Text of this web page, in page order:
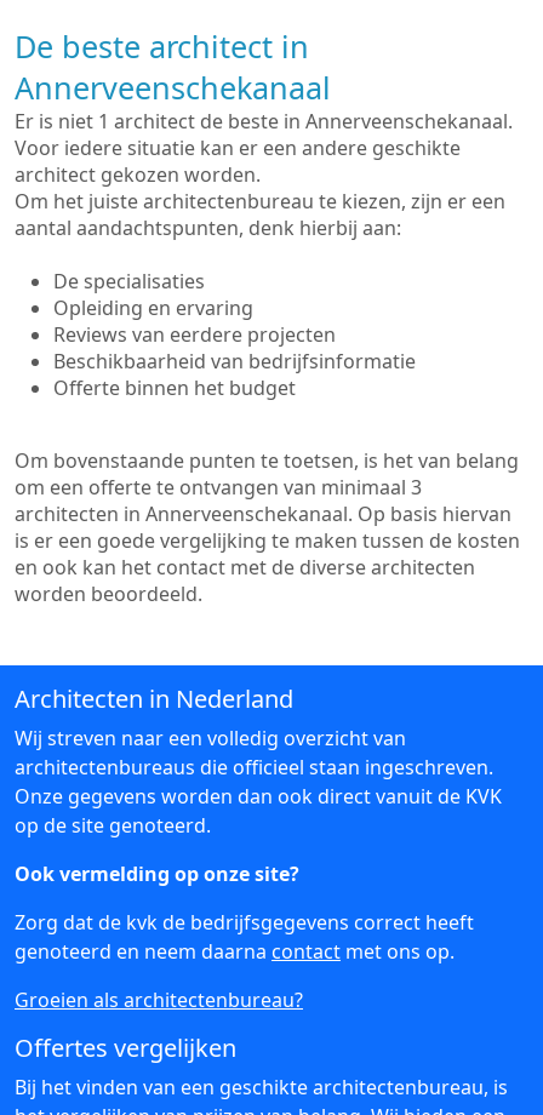
De beste architect in
Annerveenschekanaal
Er is niet 1 architect de beste in Annerveenschekanaal.
Voor iedere situatie kan er een andere geschikte
architect gekozen worden.
Om het juiste architectenbureau te kiezen, zijn er een
aantal aandachtspunten, denk hierbij aan:
De specialisaties
Opleiding en ervaring
Reviews van eerdere projecten
Beschikbaarheid van bedrijfsinformatie
Offerte binnen het budget
Om bovenstaande punten te toetsen, is het van belang
om een offerte te ontvangen van minimaal 3
architecten in Annerveenschekanaal. Op basis hiervan
is er een goede vergelijking te maken tussen de kosten
en ook kan het contact met de diverse architecten
worden beoordeeld.
Architecten in Nederland
Wij streven naar een volledig overzicht van
architectenbureaus die officieel staan ingeschreven.
Onze gegevens worden dan ook direct vanuit de KVK
op de site genoteerd.
Ook vermelding op onze site?
Zorg dat de kvk de bedrijfsgegevens correct heeft
genoteerd en neem daarna contact met ons op.
Groeien als architectenbureau?
Offertes vergelijken
Bij het vinden van een geschikte architectenbureau, is